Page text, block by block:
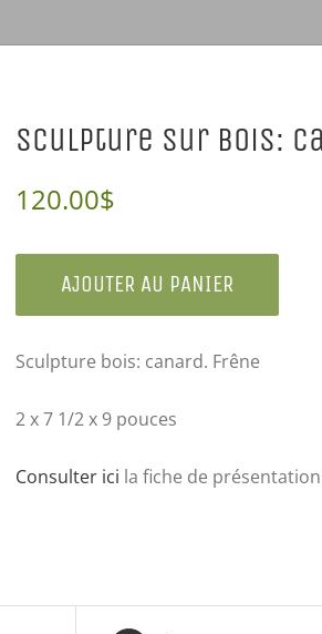
Sculpture sur bois:
120.00$
AJOUTER AU PANIER
Sculpture bois: canard. Frêne
2 x 7 1/2 x 9 pouces
Consulter ici la fiche de